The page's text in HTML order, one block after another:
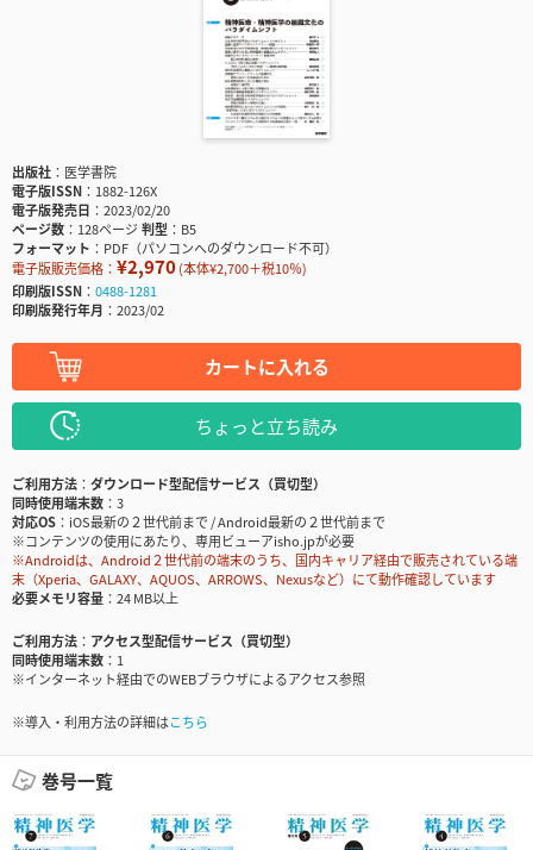
出版社
医学書院
電子版ISSN
1882-126X
電子版発売日
2023/02/20
ページ数
128ページ判型
B5
フォーマット
PDF（パソコンへのダウンロード不可）
電子版販売価格： ¥2,970(本体¥2,700＋税10％)
印刷版ISSN
0488-1281
印刷版発行年月
2023/02
カートに入れる
ちょっと立ち読み
ご利用方法
ダウンロード型配信サービス（買切型）
同時使用端末数
3
対応OS
iOS最新の２世代前まで / Android最新の２世代前まで
※コンテンツの使用にあたり、専用ビューアisho.jpが必要
※Androidは、Android２世代前の端末のうち、国内キャリア経由で販売されている端
末（Xperia、GALAXY、AQUOS、ARROWS、Nexusなど）にて動作確認しています
必要メモリ容量
24 MB以上
ご利用方法
アクセス型配信サービス（買切型）
同時使用端末数
1
※インターネット経由でのWEBブラウザによるアクセス参照
※導入・利用方法の詳細はこちら
巻号一覧